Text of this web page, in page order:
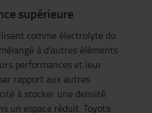
supérieure
comme électrolyte du
à d'autres éléments
performances et leur
rapport aux autres
à stocker une densité
un espace réduit. Toyota